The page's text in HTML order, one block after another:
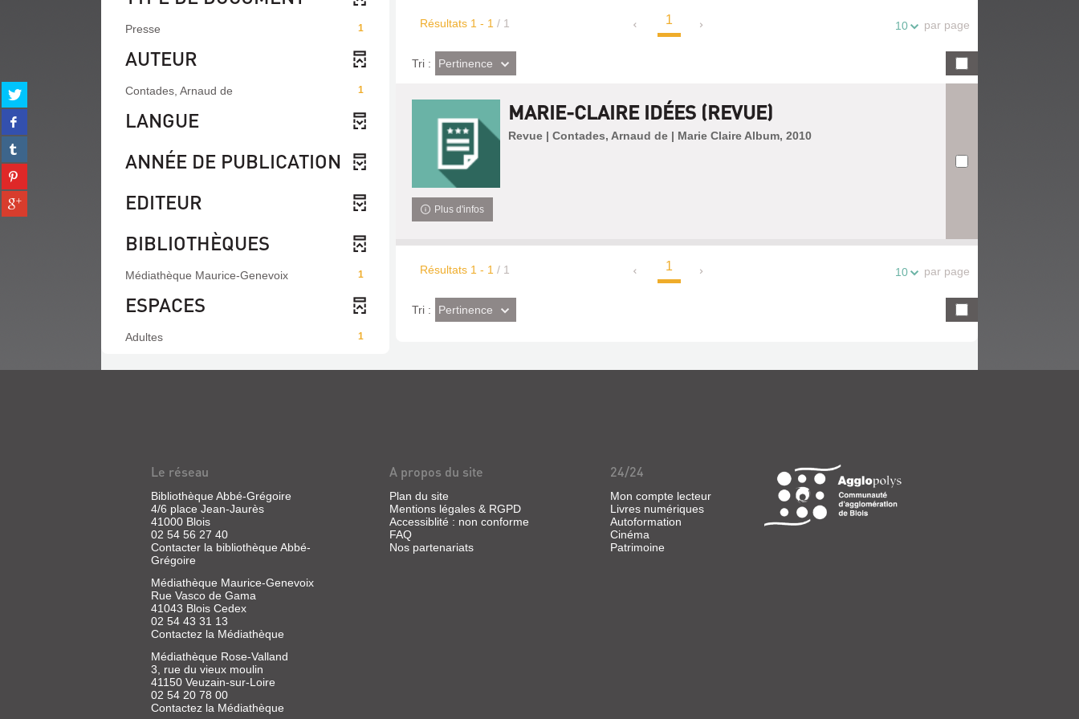
Partager
sur
twitter
(Nouvelle
fenêtre)
Partager
sur
facebook
(Nouvelle
fenêtre)
Partager
sur
tumblr
(Nouvelle
fenêtre)
Partager
sur
pinterest
(Nouvelle
Partager
sur
Résultats 1 - 1 / 1 1 10 par page
Tri :(Effet
imédiat)
Pertinence
MARIE-CLAIRE IDÉES (REVUE)
Revue | Contades, Arnaud de | Marie Claire Album, 2010
Plus d'infos
Résultats 1 - 1 / 1 1 10 par page
Tri :(Effet
imédiat)
Pertinence
1
Presse
AUTEUR
1
Contades, Arnaud de
LANGUE
ANNÉE DE PUBLICATION
EDITEUR
BIBLIOTHÈQUES
1
Médiathèque Maurice-Genevoix
ESPACES
1
Adultes
Le réseau
Bibliothèque Abbé-Grégoire
4/6 place Jean-Jaurès
41000 Blois
02 54 56 27 40
Contacter la bibliothèque Abbé-
Grégoire
Médiathèque Maurice-Genevoix
Rue Vasco de Gama
41043 Blois Cedex
02 54 43 31 13
Contactez la Médiathèque
Médiathèque Rose-Valland
3, rue du vieux moulin
41150 Veuzain-sur-Loire
02 54 20 78 00
Contactez la Médiathèque
A propos du site
Plan du site
Mentions légales & RGPD
Accessiblité : non conforme
FAQ
Nos partenariats
24/24
Mon compte lecteur
Livres numériques
Autoformation
Cinéma
Patrimoine